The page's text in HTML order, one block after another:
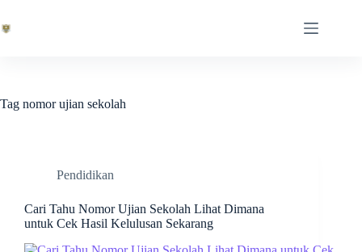
content
Tag nomor ujian sekolah
Pendidikan
Cari Tahu Nomor Ujian Sekolah Lihat Dimana
untuk Cek Hasil Kelulusan Sekarang